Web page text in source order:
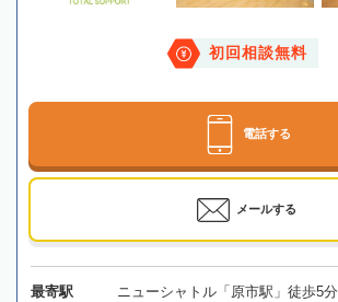
初回相談無料
電話する
メールする
最寄駅 ニューシャトル「原市駅」徒歩5分